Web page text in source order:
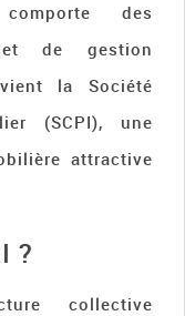
des
et de gestion
la Société
(SCPI), une
attractive
?
collective